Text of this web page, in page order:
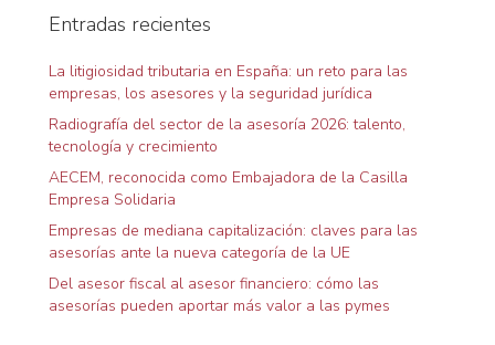
Entradas recientes
La litigiosidad tributaria en España: un reto para las
empresas, los asesores y la seguridad jurídica
Radiografía del sector de la asesoría 2026: talento,
tecnología y crecimiento
AECEM, reconocida como Embajadora de la Casilla
Empresa Solidaria
Empresas de mediana capitalización: claves para las
asesorías ante la nueva categoría de la UE
Del asesor fiscal al asesor financiero: cómo las
asesorías pueden aportar más valor a las pymes